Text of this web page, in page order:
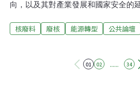
向，以及其對產業發展和國家安全的
時指出美國準備好協助引進包括小型
期參與撰寫《世界核能產業現狀報告
核廢料 廢核 能源轉型 公共論壇
01 02 ...... 34